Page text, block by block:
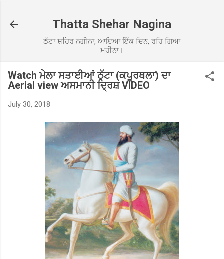
Thatta Shehar Nagina
ਠੱਟਾ ਸ਼ਹਿਰ ਨਗੀਨਾ, ਆਇਆ ਇੱਕ ਦਿਨ, ਰਹਿ ਗਿਆ
ਮਹੀਨਾ।
Watch ਮੇਲਾ ਸਤਾਈਆਂ ਠੱਟਾ (ਕਪੂਰਥਲਾ) ਦਾ
Aerial view ਅਸਮਾਨੀ ਦ੍ਰਿਸ਼ VIDEO
July 30, 2018